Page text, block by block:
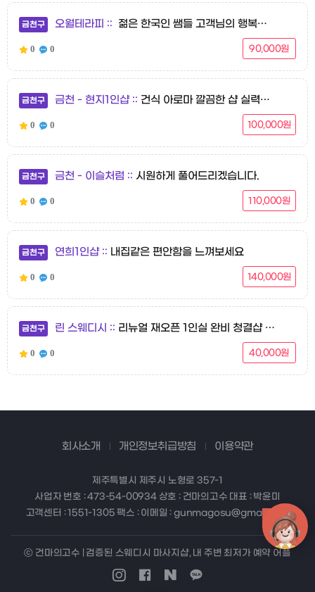
금천구 오월테라피 젊은 한국인 쌤들 고객님의 행복한 하루를 위해 늘 노력하겠습니다
0 0 90,000원
금천구 금천 - 현지1인샵 건식 아로마 깔끔한 샵 실력있는 관리
0 0 100,000원
금천구 금천 - 이슬처럼 시원하게 풀어드리겠습니다.
0 0 110,000원
금천구 연희1인샵 내집같은 편안함을 느껴보세요
0 0 140,000원
금천구 린 스웨디시 리뉴얼 재오픈 1인실 완비 청결샵 주차가능 실력파 다국적
0 0 40,000원
회사소개 개인정보취급방침 이용약관
제주특별시 제주시 노형로 357-1
사업자 번호 : 473-54-00934 상호 : 건마의고수 대표 : 박윤미
고객센터 : 1551-1305 팩스 : 이메일 : gunmagosu@gmail.com
ⓒ 건마의고수 | 검증된 스웨디시 마사지샵, 내 주변 최저가 예약 어플